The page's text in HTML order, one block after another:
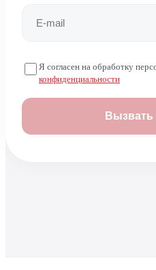
Я согласен на обработку
конфиденциальности
Вызвать